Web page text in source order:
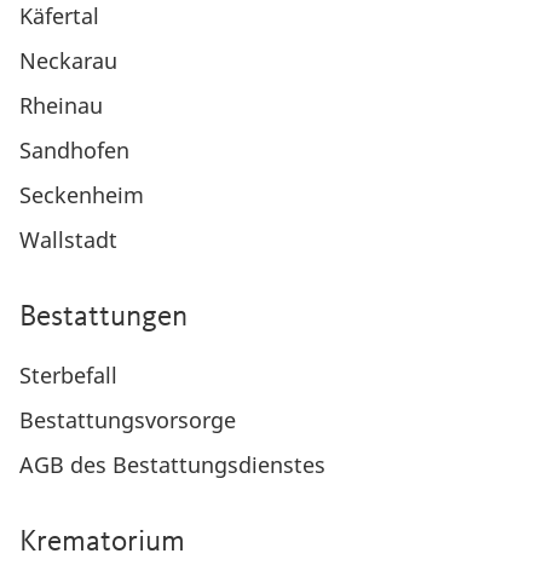
Käfertal
Neckarau
Rheinau
Sandhofen
Seckenheim
Wallstadt
Bestattungen
Sterbefall
Bestattungsvorsorge
AGB des Bestattungsdienstes
Krematorium